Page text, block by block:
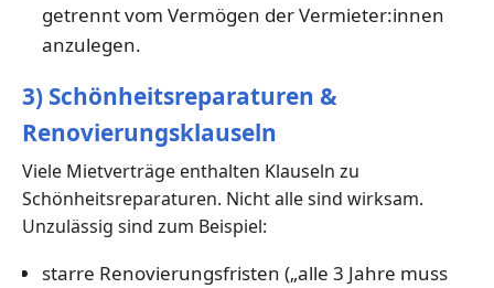
getrennt vom Vermögen der Vermieter:innen
anzulegen.
3) Schönheitsreparaturen &
Renovierungsklauseln
Viele Mietverträge enthalten Klauseln zu
Schönheitsreparaturen. Nicht alle sind wirksam.
Unzulässig sind zum Beispiel:
starre Renovierungsfristen („alle 3 Jahre muss